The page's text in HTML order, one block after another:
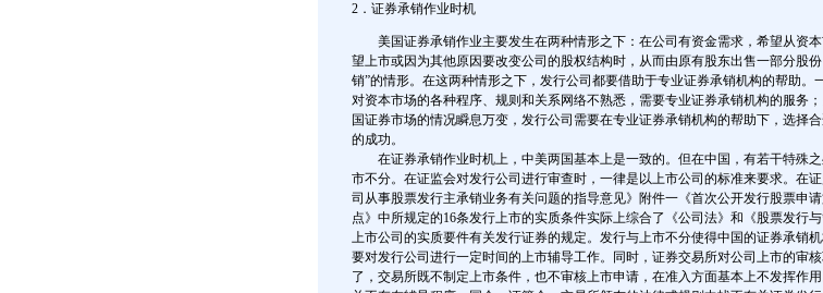
2．证券承销作业时机
美国证券承销作业主要发生在两种情形之下：在公司有资金需求，希望从资本
望上市或因为其他原因要改变公司的股权结构时，从而由原有股东出售一部分股
销”的情形。在这两种情形之下，发行公司都要借助于专业证券承销机构的帮助。
对资本市场的各种程序、规则和关系网络不熟悉，需要专业证券承销机构的服务
国证券市场的情况瞬息万变，发行公司需要在专业证券承销机构的帮助下，选择
的成功。
在证券承销作业时机上，中美两国基本上是一致的。但在中国，有若干特殊之
市不分。在证监会对发行公司进行审查时，一律是以上市公司的标准来要求。在
司从事股票发行主承销业务有关问题的指导意见》附件一《首次公开发行股票申
点》中所规定的16条发行上市的实质条件实际上综合了《公司法》和《股票发行
上市公司的实质要件有关发行证券的规定。发行与上市不分使得中国的证券承销
要对发行公司进行一定时间的上市辅导工作。同时，证券交易所对公司上市的审
了，交易所既不制定上市条件，也不审核上市申请，在准入方面基本上不发挥作